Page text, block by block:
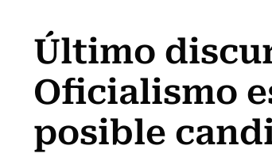
Último
Oficialismo
posible